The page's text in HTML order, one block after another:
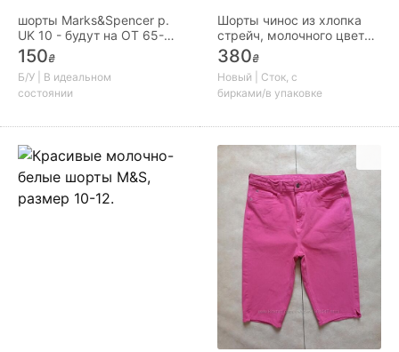
шорты Marks&Spencer р.
UK 10 - будут на ОТ 65-
75см, ОБ 90-97см
150₴
Б/У | В идеальном
состоянии
Шорты чинос из хлопка
стрейч, молочного цвета,
от Marks & Spencer. 38
евро
380₴
Новый | Сток, с
бирками/в упаковке